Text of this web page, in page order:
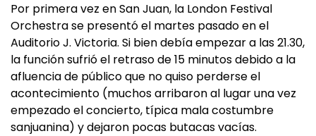
Por primera vez en San Juan, la London Festival
Orchestra se presentó el martes pasado en el
Auditorio J. Victoria. Si bien debía empezar a las 21.30,
la función sufrió el retraso de 15 minutos debido a la
afluencia de público que no quiso perderse el
acontecimiento (muchos arribaron al lugar una vez
empezado el concierto, típica mala costumbre
sanjuanina) y dejaron pocas butacas vacías.